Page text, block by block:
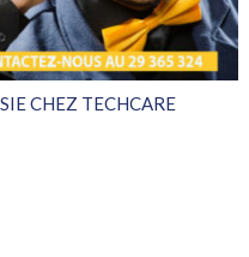
CHEZ TECHCARE